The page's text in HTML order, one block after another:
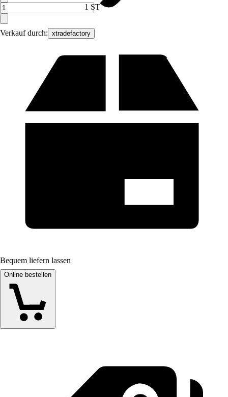
Verkauf durch: xtradefactory
1 ST
Bequem liefern lassen
Online bestellen